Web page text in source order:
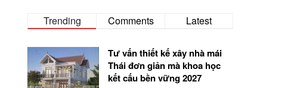
Trending Comments Latest
Tư vấn thiết kế xây nhà mái
Thái đơn giản mà khoa học
kết cấu bền vững 2027